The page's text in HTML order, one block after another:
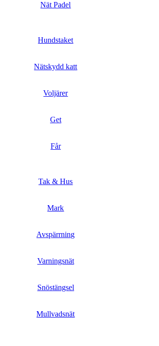
Nät Padel
Hundstaket
Nätskydd katt
Voljärer
Get
Får
Tak & Hus
Mark
Avspärrning
Varningsnät
Snöstängsel
Mullvadsnät